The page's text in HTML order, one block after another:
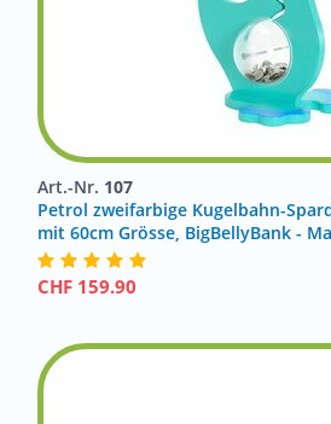
Art.-Nr. 107
Petrol zweifarbige Kugelbahn-
mit 60cm Grösse, BigBellyBank -
CHF 159.90